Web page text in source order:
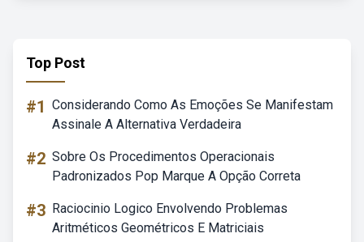
Top Post
#1 Considerando Como As Emoções Se Manifestam
Assinale A Alternativa Verdadeira
#2 Sobre Os Procedimentos Operacionais
Padronizados Pop Marque A Opção Correta
#3 Raciocinio Logico Envolvendo Problemas
Aritméticos Geométricos E Matriciais